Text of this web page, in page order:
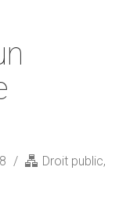
Droit public,